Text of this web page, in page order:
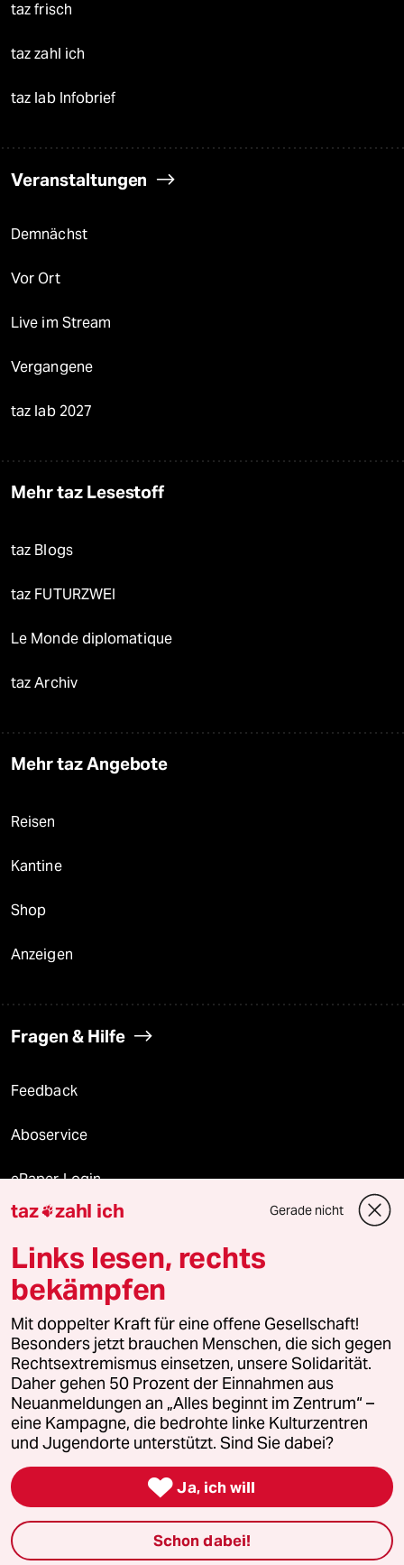
taz frisch
taz zahl ich
taz lab Infobrief
Veranstaltungen
Demnächst
Vor Ort
Live im Stream
Vergangene
taz lab 2027
Mehr taz Lesestoff
taz Blogs
taz FUTURZWEI
Le Monde diplomatique
taz Archiv
Mehr taz Angebote
Reisen
Kantine
Shop
Anzeigen
Fragen & Hilfe
Feedback
Aboservice
ePaper Login
Downloads für Abonnierende
© 2026 taz Verlags und Vertriebs GmbH
Alle Rechte vorbehalten. Bei rechtlichen Fragen oder für Genehmigungen
wenden Sie sich bitte an
lizenzen@taz.de
Feedback Redaktionsstatut Kommune-Richtlinien
Leitlinie Informant Datenschutz Impressum AGB
Seitenwende Einwilligungen widerrufen (Ads)
taz zahl ich Gerade nicht
Links lesen, rechts
bekämpfen
Mit doppelter Kraft für eine offene Gesellschaft!
Besonders jetzt brauchen Menschen, die sich gegen
Rechtsextremismus einsetzen, unsere Solidarität.
Daher gehen 50 Prozent der Einnahmen aus
Neuanmeldungen an „Alles beginnt im Zentrum“ –
eine Kampagne, die bedrohte linke Kulturzentren
und Jugendorte unterstützt. Sind Sie dabei?
 Ja, ich will
Schon dabei!